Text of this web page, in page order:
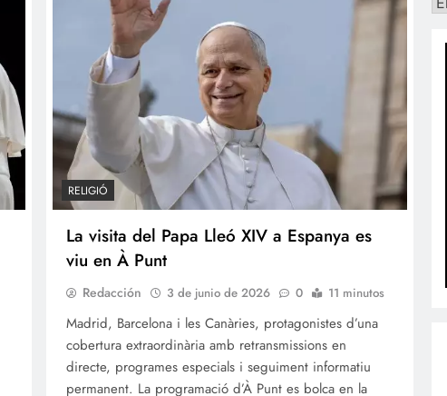
RELIGIÓ
La visita del Papa Lleó XIV a Espanya es
viu en À Punt
Redacción 3 de junio de 2026 0 11 minutos
Madrid, Barcelona i les Canàries, protagonistes d’una
cobertura extraordinària amb retransmissions en
directe, programes especials i seguiment informatiu
permanent. La programació d’À Punt es bolca en la